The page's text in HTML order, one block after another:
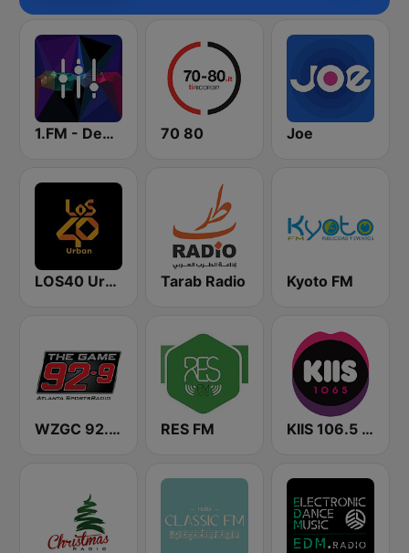
1.FM - Deep House 70 80 Joe
LOS40 Urban Tarab Radio Kyoto FM
WZGC 92.9 The Game RES FM KIIS 106.5 FM